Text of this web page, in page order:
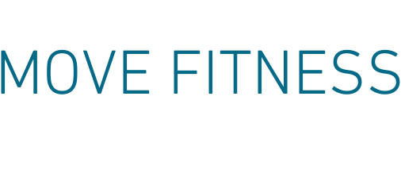
FITNESS